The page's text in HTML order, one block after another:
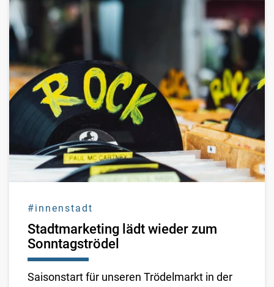
#innenstadt
Stadtmarketing lädt wieder zum
Sonntagströdel
Saisonstart für unseren Trödelmarkt in der